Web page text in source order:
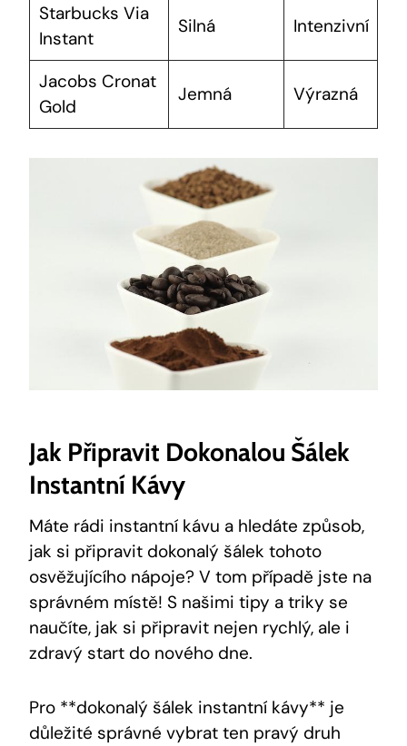
Starbucks Via
Instant
Silná Intenzivní
Jacobs Cronat
Gold
Jemná Výrazná
Jak Připravit Dokonalou Šálek
Instantní Kávy
Máte rádi instantní kávu a hledáte způsob,
jak si připravit dokonalý šálek tohoto
osvěžujícího nápoje? V tom případě jste na
správném místě! S našimi tipy a triky se
naučíte, jak si připravit nejen rychlý, ale i
zdravý start do nového dne.
Pro **dokonalý šálek instantní kávy** je
důležité správné vybrat ten pravý druh